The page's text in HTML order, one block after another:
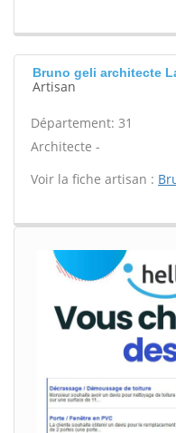
Bruno geli architecte
Artisan
Département: 31
Architecte -
Voir la fiche artisan :